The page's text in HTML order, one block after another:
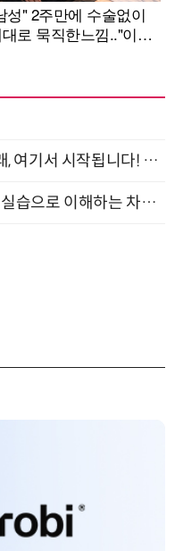
대한민국 인공지능과 UX의 미래, 여기서 시작됩니다! UX Korea 2026 - Fall 9월 2일 개최
“큐비트·양자 알고리즘·Qiskit 실습으로 이해하는 차세대 컴퓨팅” (8/28)